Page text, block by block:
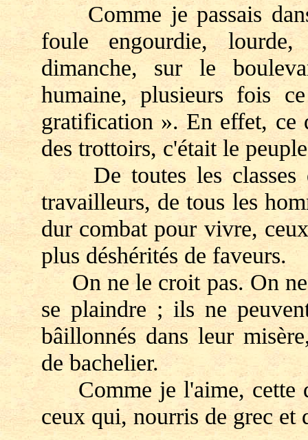
Comme je passais
foule engourdie,
dimanche, sur le
humaine, plusieurs fois
gratification ». En effet,
des trottoirs, c'était le
De toutes les classes
travailleurs, de tous les
dur combat pour vivre,
plus déshérités de faveurs.
On ne le croit pas. On ne
se plaindre ; ils ne
bâillonnés dans leur
de bachelier.
Comme je l'aime, cette
ceux qui, nourris de grec